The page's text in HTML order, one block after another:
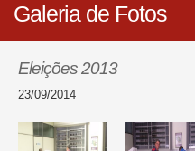
Galeria de Fotos
Eleições 2013
23/09/2014